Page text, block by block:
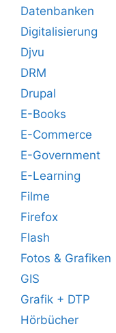
Datenbanken
Digitalisierung
Djvu
DRM
Drupal
E-Books
E-Commerce
E-Government
E-Learning
Filme
Firefox
Flash
Fotos & Grafiken
GIS
Grafik + DTP
Hörbücher